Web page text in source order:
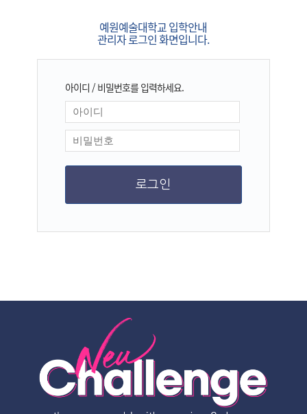
예원예술대학교 입학안내
관리자 로그인 화면입니다.
아이디 / 비밀번호를 입력하세요.